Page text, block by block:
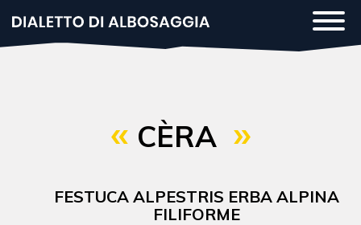
CÈRA
FESTUCA ALPESTRIS ERBA ALPINA
FILIFORME